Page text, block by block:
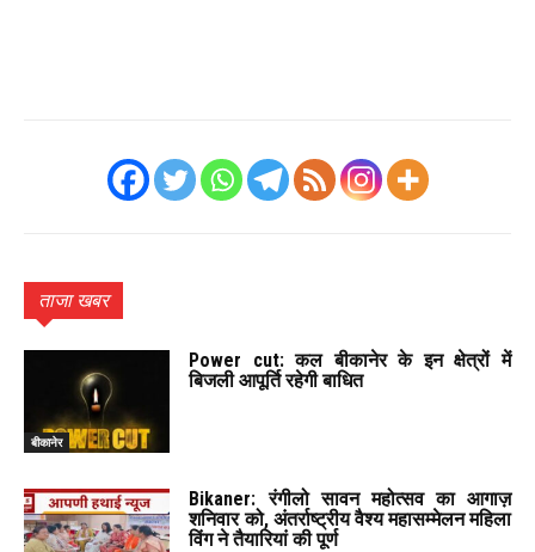
ताजा खबर
बीकानेर
Power cut: कल बीकानेर के इन क्षेत्रों में
बिजली आपूर्ति रहेगी बाधित
Bikaner: रंगीलो सावन महोत्सव का आगाज़
शनिवार को, अंतर्राष्ट्रीय वैश्य महासम्मेलन महिला
विंग ने तैयारियां की पूर्ण